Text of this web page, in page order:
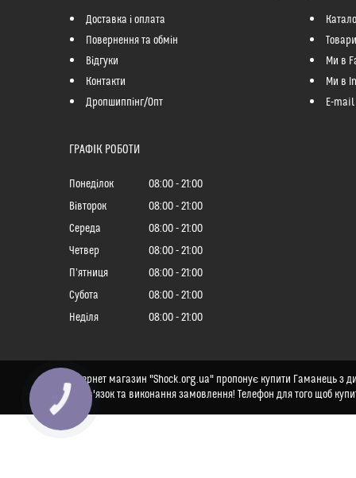
Доставка і оплата
Повернення та обмін
Відгуки
Контакти
Дропшиппінг/Опт
Ми в
Ми в
E-mail
ГРАФІК РОБОТИ
Понеділок 08:00
21:00
Вівторок
08:00
21:00
Середа
08:00
21:00
Четвер
08:00
21:00
Пʼятниця
08:00
21:00
Субота
08:00
21:00
Неділя
08:00 21:00
Інтернет магазин "Shock.org.ua" пропонує купити Гаманець з
на зв'язок та виконання замовлення! Телефон для того щоб
КНОПКА
ЗВ'ЯЗКУ